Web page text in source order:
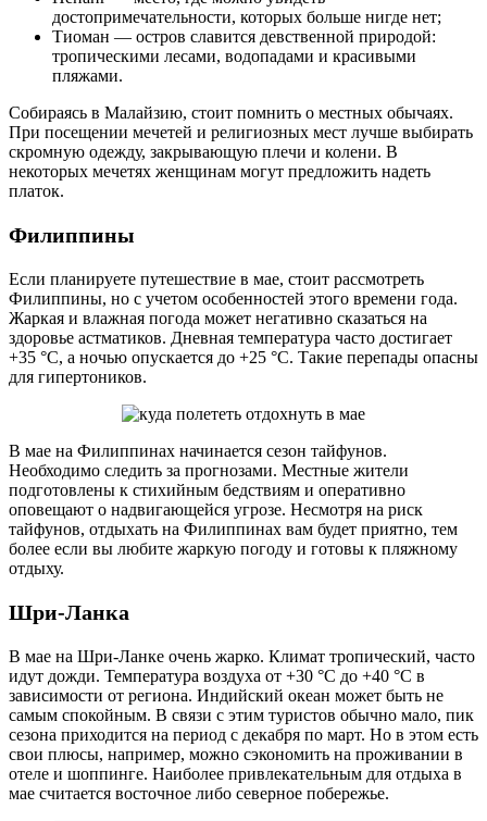
достопримечательности, которых больше нигде нет;
Тиоман — остров славится девственной природой:
тропическими лесами, водопадами и красивыми
пляжами.
Собираясь в Малайзию, стоит помнить о местных обычаях.
При посещении мечетей и религиозных мест лучше выбирать
скромную одежду, закрывающую плечи и колени. В
некоторых мечетях женщинам могут предложить надеть
платок.
Филиппины
Если планируете путешествие в мае, стоит рассмотреть
Филиппины, но с учетом особенностей этого времени года.
Жаркая и влажная погода может негативно сказаться на
здоровье астматиков. Дневная температура часто достигает
+35 °C, а ночью опускается до +25 °C. Такие перепады опасны
для гипертоников.
В мае на Филиппинах начинается сезон тайфунов.
Необходимо следить за прогнозами. Местные жители
подготовлены к стихийным бедствиям и оперативно
оповещают о надвигающейся угрозе. Несмотря на риск
тайфунов, отдыхать на Филиппинах вам будет приятно, тем
более если вы любите жаркую погоду и готовы к пляжному
отдыху.
Шри-Ланка
В мае на Шри-Ланке очень жарко. Климат тропический, часто
идут дожди. Температура воздуха от +30 °C до +40 °C в
зависимости от региона. Индийский океан может быть не
самым спокойным. В связи с этим туристов обычно мало, пик
сезона приходится на период с декабря по март. Но в этом есть
свои плюсы, например, можно сэкономить на проживании в
отеле и шоппинге. Наиболее привлекательным для отдыха в
мае считается восточное либо северное побережье.